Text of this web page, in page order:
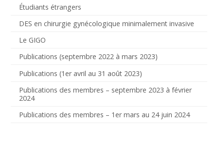
Étudiants étrangers
DES en chirurgie gynécologique minimalement invasive
Le GIGO
Publications (septembre 2022 à mars 2023)
Publications (1er avril au 31 août 2023)
Publications des membres – septembre 2023 à février
2024
Publications des membres – 1er mars au 24 juin 2024